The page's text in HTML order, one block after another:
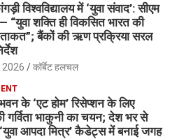
विश्वविद्यालय में ‘युवा संवाद’: सीएम
“युवा शक्ति ही विकसित भारत की
बैंकों की ऋण प्रक्रिया सरल
कॉर्बेट हलचल
भवन के ‘एट होम’ रिसेप्शन के लिए
गर्विता भाकुनी का चयन; देश भर से
आपदा मित्र’ कैडेट्स में बनाई जगह